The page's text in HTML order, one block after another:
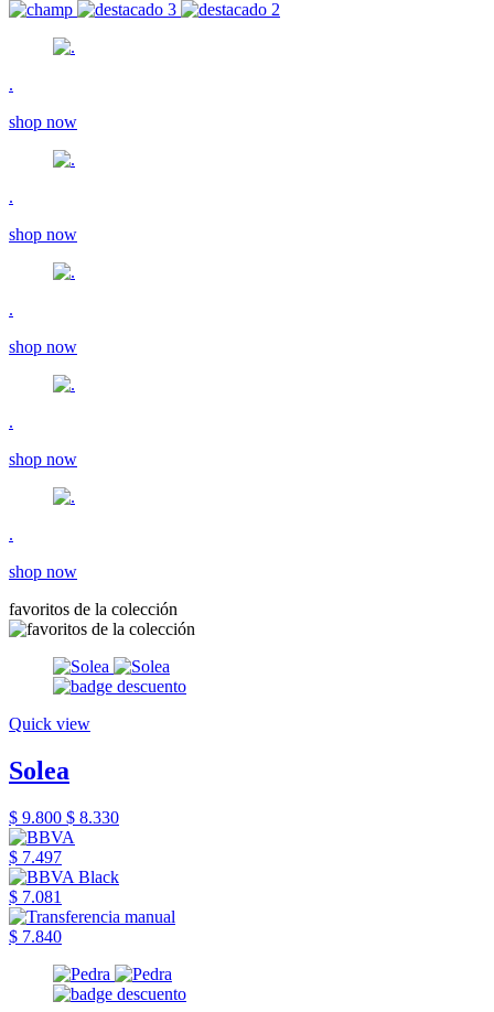
.
shop now
.
shop now
.
shop now
.
shop now
.
shop now
favoritos de la colección
Quick view
Solea
$ 9.800 $ 8.330
$ 7.497
$ 7.081
$ 7.840